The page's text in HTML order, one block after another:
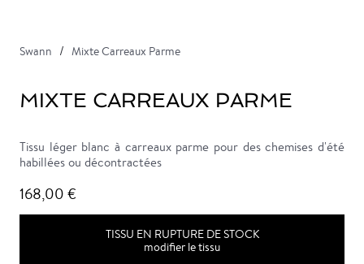
Swann Mixte Carreaux Parme
MIXTE CARREAUX PARME
Tissu léger blanc à carreaux parme pour des chemises d'été
habillées ou décontractées
168,00 €
TISSU EN RUPTURE DE STOCK
modifier le tissu